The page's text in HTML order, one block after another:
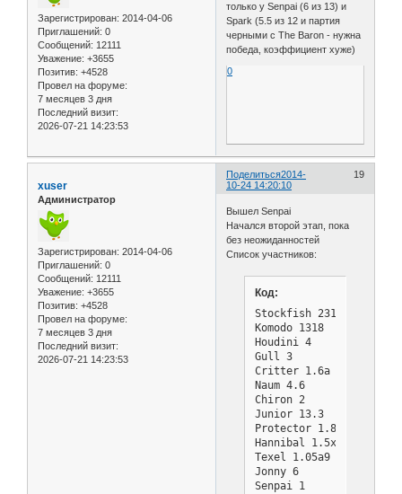
Зарегистрирован: 2014-04-06
Приглашений: 0
Сообщений: 12111
Уважение: +3655
Позитив: +4528
Провел на форуме:
7 месяцев 3 дня
Последний визит:
2026-07-21 14:23:53
только у Senpai (6 из 13) и
Spark (5.5 из 12 и партия
черными с The Baron - нужна
победа, коэффициент хуже)
0
Поделиться 19
2014-
10-24 14:20:10
xuser
Администратор
Зарегистрирован: 2014-04-06
Приглашений: 0
Сообщений: 12111
Уважение: +3655
Позитив: +4528
Провел на форуме:
7 месяцев 3 дня
Последний визит:
2026-07-21 14:23:53
Вышел Senpai
Начался второй этап, пока
без неожиданностей
Список участников:
Код:
Stockfish 231014   3243
Komodo 1318
Houdini 4
Gull 3             3116
Critter 1.6a
Naum 4.6
Chiron 2
Junior 13.3
Protector 1.8b1
Hannibal 1.5x12
Texel 1.05a9
Jonny 6
Senpai 1